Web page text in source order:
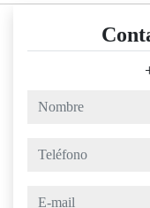
nombre
teléfono
e-mail